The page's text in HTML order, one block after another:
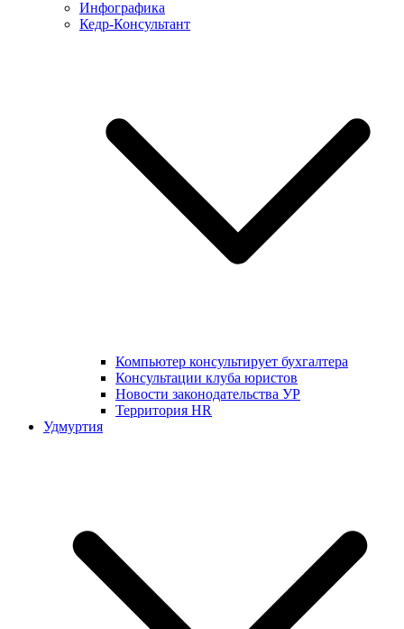
Инфографика
Кедр-Консультант
Компьютер консультирует бухгалтера
Консультации клуба юристов
Новости законодательства УР
Территория HR
Удмуртия